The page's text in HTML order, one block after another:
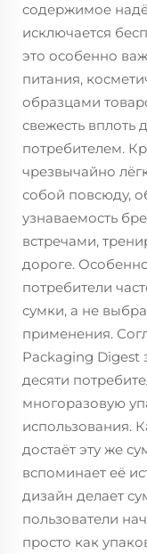
содержимое
исключается
это особенно
питания,
образцами
свежесть вплоть
потребителем.
чрезвычайно
собой повсюду,
узнаваемость
встречами,
дороге.
потребители
сумки, а не
применения.
Packaging Digest
десяти
многоразовую
использования.
достаёт эту же
вспоминает её
дизайн делает
пользователи
просто как